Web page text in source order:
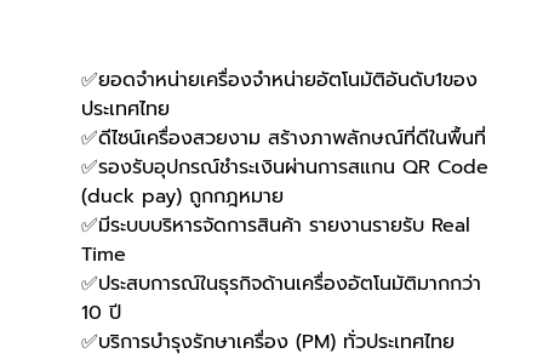
✅ยอดจำหน่ายเครื่องจำหน่ายอัตโนมัติอันดับ1ของ
ประเทศไทย
✅ดีไซน์เครื่องสวยงาม สร้างภาพลักษณ์ที่ดีในพื้นที่
✅รองรับอุปกรณ์ชำระเงินผ่านการสแกน QR Code
(duck pay) ถูกกฎหมาย
✅มีระบบบริหารจัดการสินค้า รายงานรายรับ Real
Time
✅ประสบการณ์ในธุรกิจด้านเครื่องอัตโนมัติมากกว่า
10 ปี
✅บริการบำรุงรักษาเครื่อง (PM) ทั่วประเทศไทย